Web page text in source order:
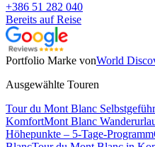
+386 51 282 040
Bereits auf Reise
Portfolio Marke vonWorld
Ausgewählte Touren
Tour du Mont Blanc
KomfortMont Blanc
Höhepunkte – 5-Tage-Programm